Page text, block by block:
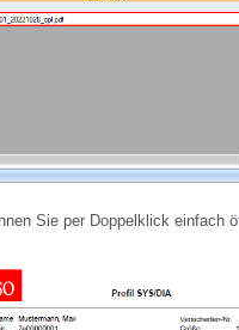
Sie per Doppelklick einfach